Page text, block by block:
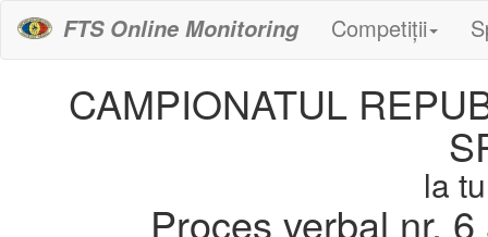
FTS Online Monitoring Competiții
CAMPIONATUL
la
Proces verbal nr.